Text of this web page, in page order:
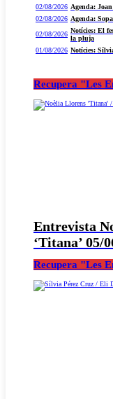
02/08/2026 Agenda:
02/08/2026 Agenda:
02/08/2026 Notícies: El
la pluja
01/08/2026 Notícies:
Recupera "Les
Entrevista
‘Titana’ 05/
Recupera "Les